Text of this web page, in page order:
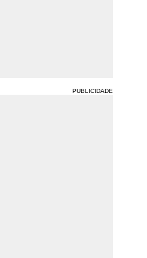
PUBLICIDADE